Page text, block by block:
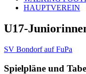
HAUPTVEREIN
U17-
SV Bondorf auf FuPa
Spielpläne und